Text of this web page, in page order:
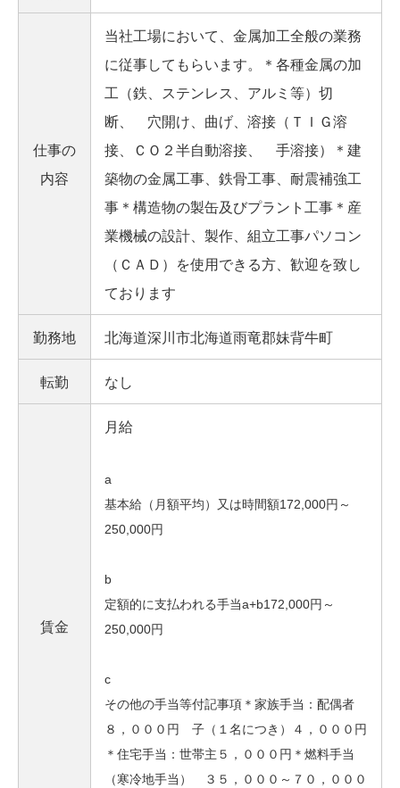
仕事の
内容
当社工場において、金属加工全般の業務
に従事してもらいます。＊各種金属の加
工（鉄、ステンレス、アルミ等）切
断、 穴開け、曲げ、溶接（ＴＩＧ溶
接、ＣＯ２半自動溶接、 手溶接）＊建
築物の金属工事、鉄骨工事、耐震補強工
事＊構造物の製缶及びプラント工事＊産
業機械の設計、製作、組立工事パソコン
（ＣＡＤ）を使用できる方、歓迎を致し
ております
勤務地 北海道深川市北海道雨竜郡妹背牛町
転勤 なし
賃金
月給
a
基本給（月額平均）又は時間額172,000円～
250,000円
b
定額的に支払われる手当a+b172,000円～
250,000円
c
その他の手当等付記事項＊家族手当：配偶者
８，０００円 子（１名につき）４，０００円
＊住宅手当：世帯主５，０００円＊燃料手当
（寒冷地手当） ３５，０００～７０，０００